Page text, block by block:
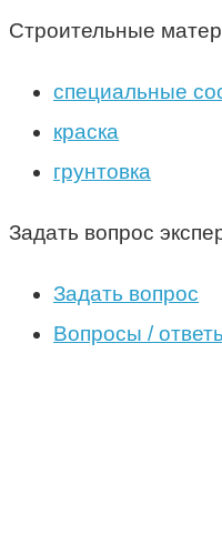
Строительные
специальные
краска
грунтовка
Задать вопрос
Задать вопрос
Вопросы /